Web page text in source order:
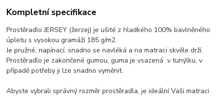
Kompletní specifikace
Prostěradlo JERSEY (žerzej) je ušité z hladkého 100% bavlněného
úpletu s vysokou gramáží 185 g/m2.
Je pružné, napínací, snadno se navléká a na matraci skvěle drží.
Prostěradlo je zakončené gumou, guma je vsazená v tunýlku, v
případě potřeby ji lze snadno vyměnit.
Abyste vybrali správný rozměr prostěradla, je ideální Vaši matraci